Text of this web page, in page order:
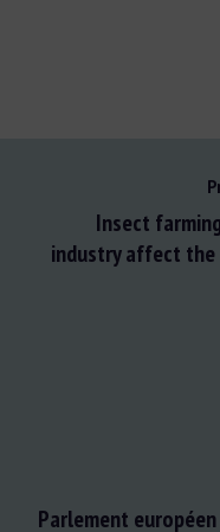
Insect
industry affect the
Parlement